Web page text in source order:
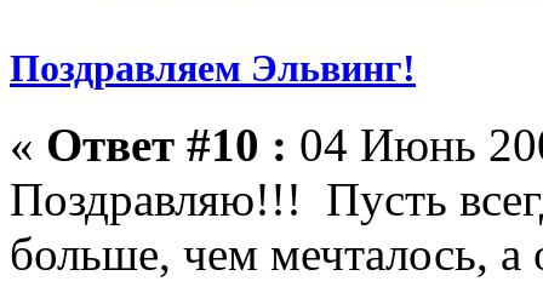
Поздравляем Эльвинг!
« Ответ #10 : 04 Июнь
Поздравляю!!! Пусть
больше, чем мечталось,